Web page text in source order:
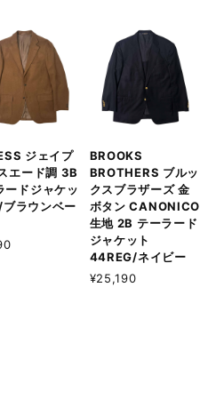
ジェイプ
エード調 3B
ードジャケッ
ブラウンベー
BROOKS
BROTHERS ブルッ
クスブラザーズ 金
ボタン CANONICO
生地 2B テーラード
ジャケット
44REG/ネイビー
¥25,190